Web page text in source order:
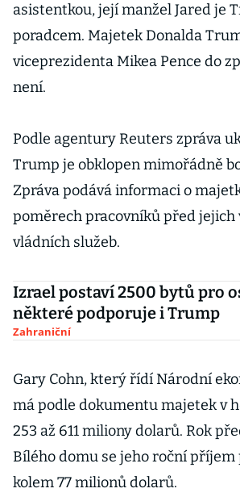
asistentkou, její manžel Jared je
poradcem. Majetek Donalda
viceprezidenta Mikea Pence do
není.
Podle agentury Reuters zpráva
Trump je obklopen mimořádně
Zpráva podává informaci o
poměrech pracovníků před jejich
vládních služeb.
Izrael postaví 2500 bytů pro
některé podporuje i Trump
Zahraniční
Gary Cohn, který řídí Národní
má podle dokumentu majetek v
253 až 611 miliony dolarů. Rok
Bílého domu se jeho roční příjem
kolem 77 milionů dolarů.